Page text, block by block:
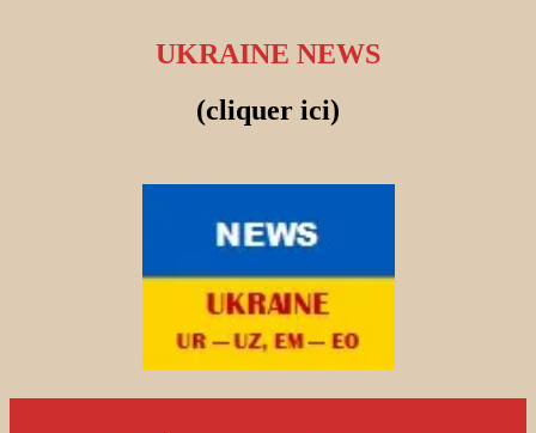
UKRAINE NEWS
(cliquer ici)